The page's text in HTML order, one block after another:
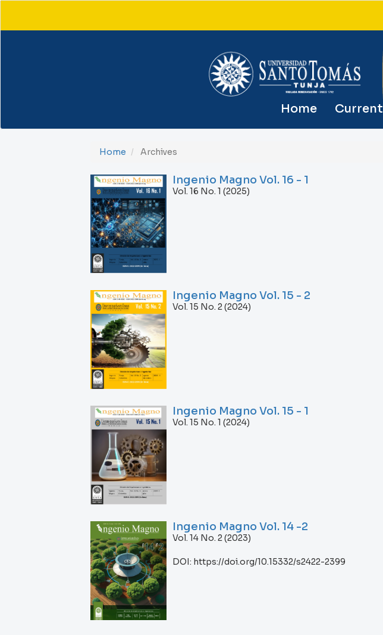
Main
Home Current
Home Archives
Ingenio Magno Vol. 16 - 1
Vol. 16 No. 1 (2025)
Ingenio Magno Vol. 15 - 2
Vol. 15 No. 2 (2024)
Ingenio Magno Vol. 15 - 1
Vol. 15 No. 1 (2024)
Ingenio Magno Vol. 14 -2
Vol. 14 No. 2 (2023)
DOI: https://doi.org/10.15332/s2422-2399